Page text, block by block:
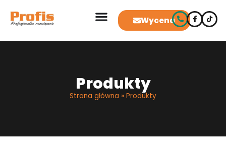
Wycena
Produkty
Strona główna » Produkty